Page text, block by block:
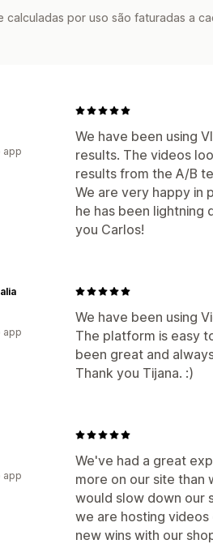
calculadas por uso são faturadas a
We have been using
results. The videos
results from the A/B
We are very happy in
he has been lightning
you Carlos!
app
We have been using
The platform is easy
been great and
Thank you Tijana. :)
app
We've had a great
more on our site than
would slow down our
we are hosting
new wins with our
app